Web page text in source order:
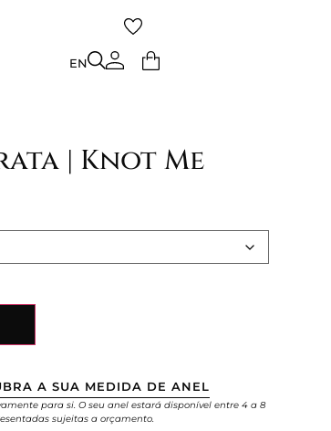
EN
| Knot Me
A SUA MEDIDA DE ANEL
para si. O seu anel estará disponível entre 4 a 8
sujeitas a orçamento.